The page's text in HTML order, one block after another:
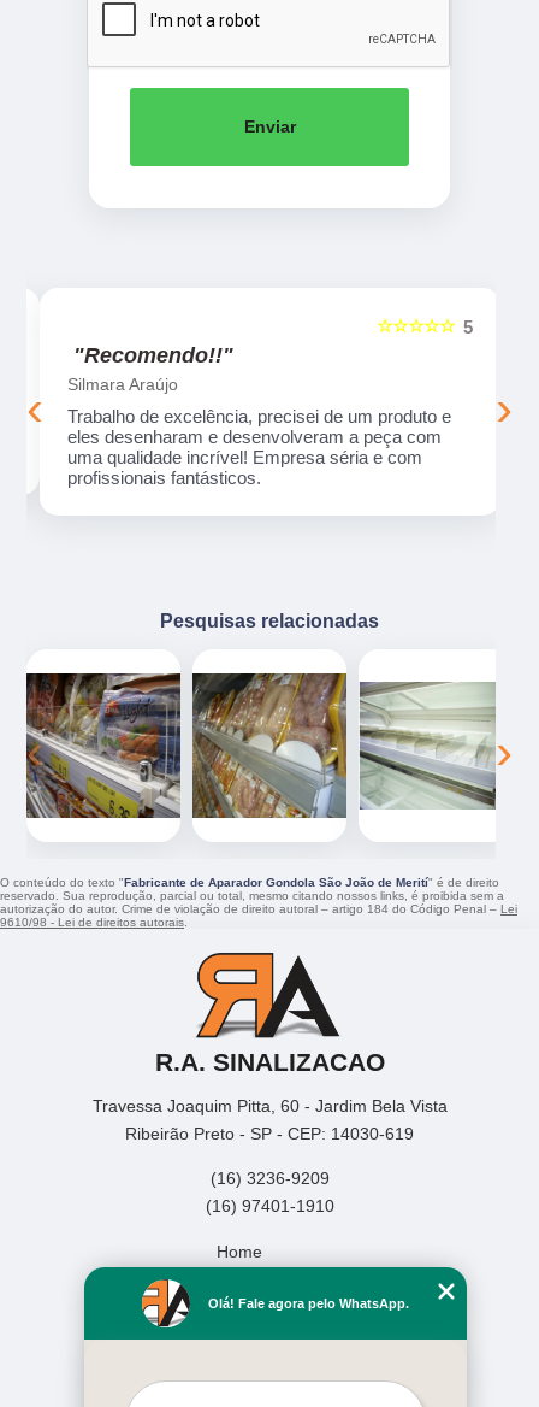
Enviar
5
☆☆☆☆☆
"Recomendo!!"
Silmara Araújo
Trabalho de excelência, precisei de um produto e
eles desenharam e desenvolveram a peça com
uma qualidade incrível! Empresa séria e com
profissionais fantásticos.
‹ ›
Pesquisas relacionadas
‹ ›
O conteúdo do texto " Fabricante de Aparador Gondola São João de Merití" é de direito
reservado. Sua reprodução, parcial ou total, mesmo citando nossos links, é proibida sem a
autorização do autor. Crime de violação de direito autoral – artigo 184 do Código Penal – Lei
9610/98 - Lei de direitos autorais.
R.A. SINALIZACAO
Travessa Joaquim Pitta, 60 - Jardim Bela Vista
Ribeirão Preto - SP - CEP: 14030-619
(16) 3236-9209
(16) 97401-1910
Home
Missão
Olá! Fale agora pelo WhatsApp.